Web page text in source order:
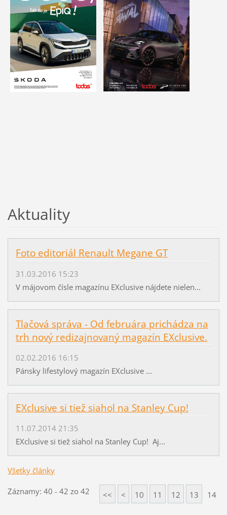
Aktuality
Foto editoriál Renault Megane GT
31.03.2016 15:23
V májovom čísle magazínu EXclusive nájdete nielen...
Tlačová správa - Od februára prichádza na
trh nový redizajnovaný magazín EXclusive.
02.02.2016 16:15
Pánsky lifestylový magazín EXclusive ...
EXclusive si tiež siahol na Stanley Cup!
11.07.2014 21:35
EXclusive si tiež siahol na Stanley Cup! Aj...
Všetky články
Záznamy: 40 - 42 zo 42 << < 10 11 12 13 14